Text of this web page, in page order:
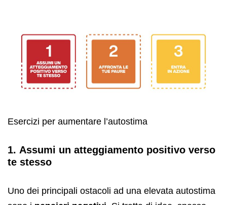
Esercizi per aumentare l’autostima
1. Assumi un atteggiamento positivo verso
te stesso
Uno dei principali ostacoli ad una elevata autostima